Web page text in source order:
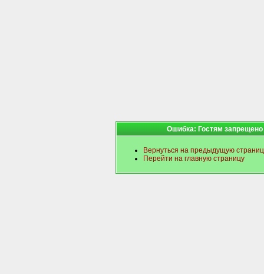
Ошибка: Гостям
Вернуться на предыдущую
Перейти на главную страницу